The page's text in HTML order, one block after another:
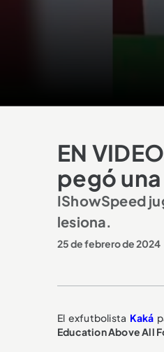
EN
pegó
IShowSpeed
lesiona.
25 de febrero de 2024
El exfutbolista Kaká
Education Above All